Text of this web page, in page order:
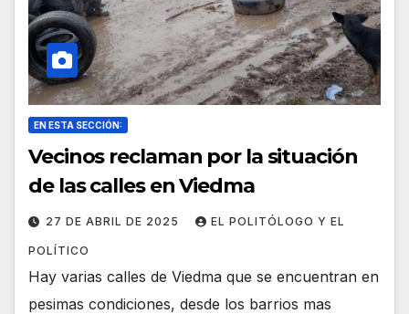
EN ESTA SECCIÓN:
Vecinos reclaman por la situación
de las calles en Viedma
27 DE ABRIL DE 2025 EL POLITÓLOGO Y EL
POLÍTICO
Hay varias calles de Viedma que se encuentran en
pesimas condiciones, desde los barrios mas